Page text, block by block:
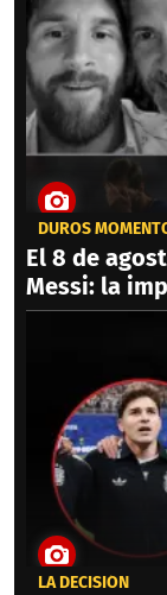
DUROS
El 8 de
Messi: la
LA DECISIÓN